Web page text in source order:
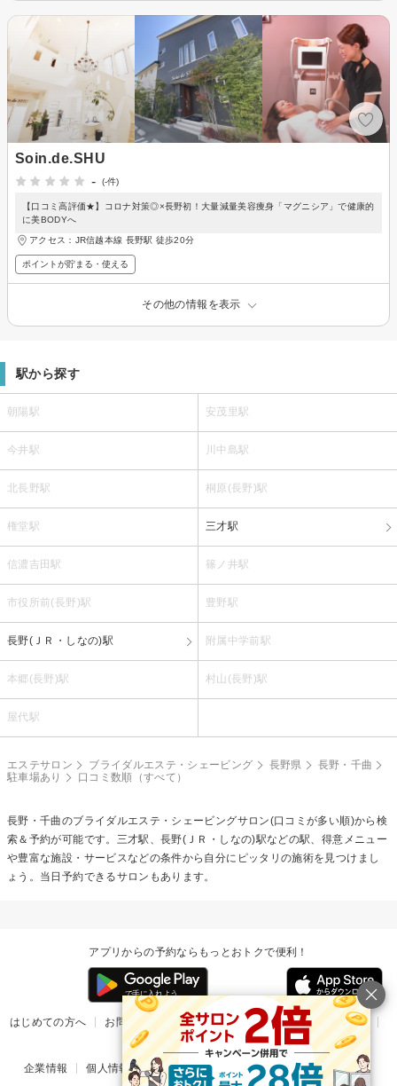
Soin.de.SHU
-
(-件)
【口コミ高評価★】コロナ対策◎×長野初！大量減量美容痩身「マグニシア」で健康的
に美BODYへ
アクセス：JR信越本線 長野駅 徒歩20分
ポイントが貯まる・使える
その他の情報を表示
駅から探す
朝陽駅 安茂里駅
今井駅 川中島駅
北長野駅 桐原(長野)駅
権堂駅 三才駅
信濃吉田駅 篠ノ井駅
市役所前(長野)駅 豊野駅
長野(ＪＲ・しなの)駅 附属中学前駅
本郷(長野)駅 村山(長野)駅
屋代駅
エステサロン ブライダルエステ・シェービング 長野県
長野・千曲
駐車場あり
口コミ数順（すべて）
長野・千曲のブライダルエステ・シェービングサロン(口コミが多い順)から検
索＆予約が可能です。三才駅、長野(ＪＲ・しなの)駅などの駅、得意メニュー
や豊富な施設・サービスなどの条件から自分にピッタリの施術を見つけまし
ょう。当日予約できるサロンもあります。
アプリからの予約ならもっとおトクで便利！
はじめての方へ お問い合わせ ヘルプ リリース情報
利用規約
掲載ご希望のサロン様
企業情報 個人情報保護方針 楽天のサービス一覧 アプリ一覧